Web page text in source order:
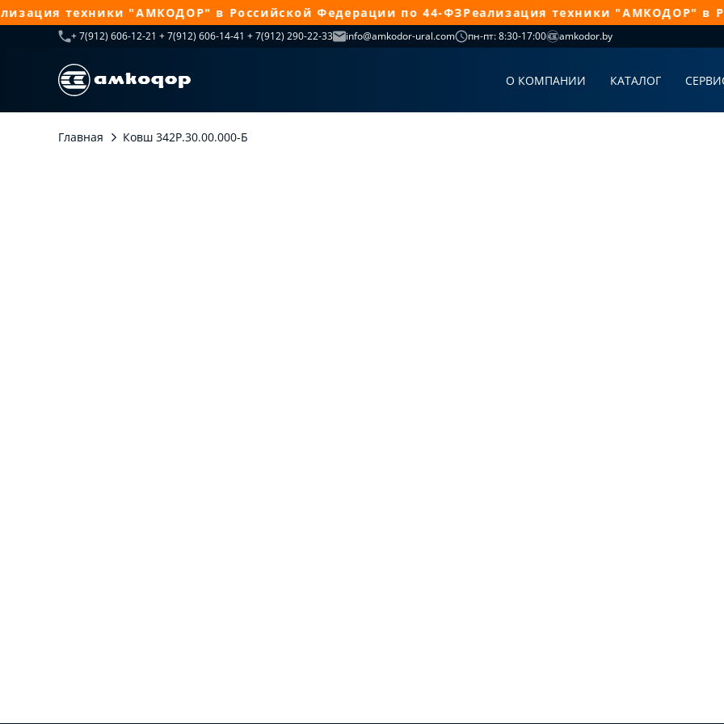
техники "АМКОДОР" в Российской Федерации по 44-ФЗРеализация техники "АМКОДОР" в
+ 7(912) 606-12-21 + 7(912) 606-14-41 + 7(912) 290-22-33 info@amkodor-ural.com пн-пт: 8:30-17:00 amkodor.by
О КОМПАНИИ КАТАЛОГ
Главная Ковш 342Р.30.00.000-Б